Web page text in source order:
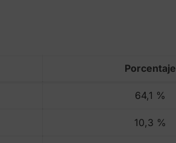
Porcentaje
64,1 %
10,3 %